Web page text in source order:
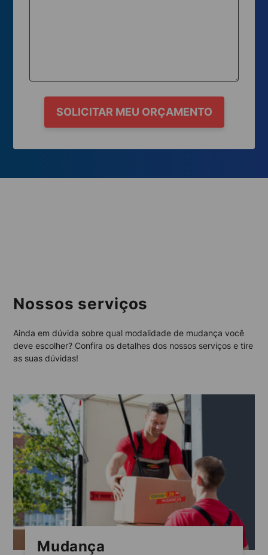
SOLICITAR MEU ORÇAMENTO
Nossos serviços
Ainda em dúvida sobre qual modalidade de mudança você
deve escolher? Confira os detalhes dos nossos serviços e tire
as suas dúvidas!
Mudança